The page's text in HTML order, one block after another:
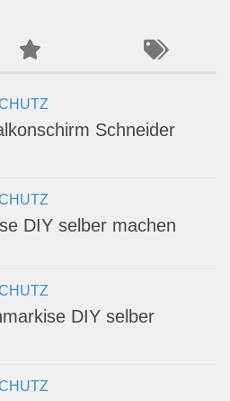
Schneider
DIY selber machen
DIY selber